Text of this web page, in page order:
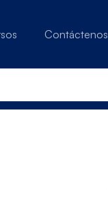
Contáctenos